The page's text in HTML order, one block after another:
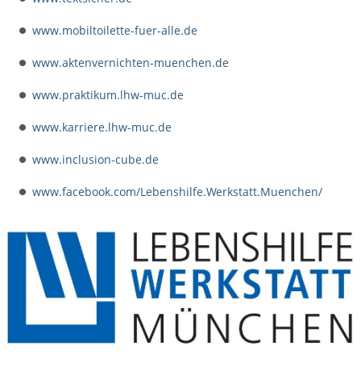
www.mobiltoilette-fuer-alle.de
www.aktenvernichten-muenchen.de
www.praktikum.lhw-muc.de
www.karriere.lhw-muc.de
www.inclusion-cube.de
www.facebook.com/Lebenshilfe.Werkstatt.Muenchen/